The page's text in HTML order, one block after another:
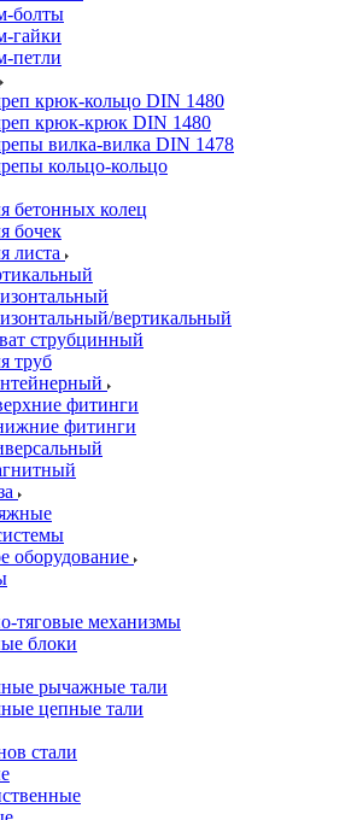
болты
гайки
петли
крюк-кольцо DIN 1480
крюк-крюк DIN 1480
вилка-вилка DIN 1478
кольцо-кольцо
бетонных колец
бочек
листа
вертикальный
струбцинный
труб
фитинги
фитинги
оборудование
тяговые механизмы
блоки
рычажные тали
цепные тали
стали